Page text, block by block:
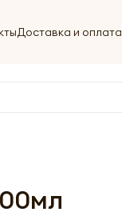
Доставка и оплата